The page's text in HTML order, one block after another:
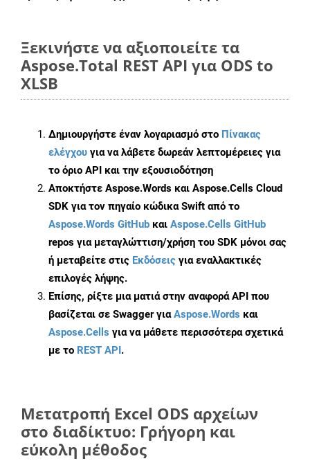
Ξεκινήστε να αξιοποιείτε τα
Aspose.Total REST API για ODS to
XLSB
Δημιουργήστε έναν λογαριασμό στο Πίνακας
ελέγχου για να λάβετε δωρεάν λεπτομέρειες για
το όριο API και την εξουσιοδότηση
Αποκτήστε Aspose.Words και Aspose.Cells Cloud
SDK για τον πηγαίο κώδικα Swift από το
Aspose.Words GitHub και Aspose.Cells GitHub
repos για μεταγλώττιση/χρήση του SDK μόνοι σας
ή μεταβείτε στις Εκδόσεις για εναλλακτικές
επιλογές λήψης.
Επίσης, ρίξτε μια ματιά στην αναφορά API που
βασίζεται σε Swagger γιαAspose.Words και
Aspose.Cells για να μάθετε περισσότερα σχετικά
με το REST API.
Μετατροπή Excel ODS αρχείων
στο διαδίκτυο: Γρήγορη και
εύκολη μέθοδος